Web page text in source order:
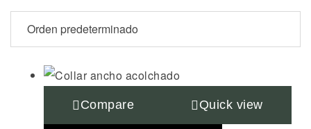
Compare Quick view